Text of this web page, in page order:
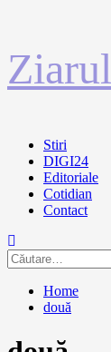
la
conținut
Ziarul
Primary
Menu
Stiri
DIGI24
Editoriale
Cotidian
Contact
Caută
după:
Home
două